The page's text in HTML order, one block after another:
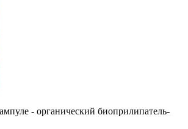
- органический биоприлипатель-